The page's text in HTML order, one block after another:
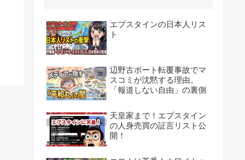
エプスタインの日本人リス
ト
辺野古ボート転覆事故でマ
スコミが沈黙する理由。
「報道しない自由」の裏側
天皇家まで！エプスタイン
の人身売買の証言リスト公
開！